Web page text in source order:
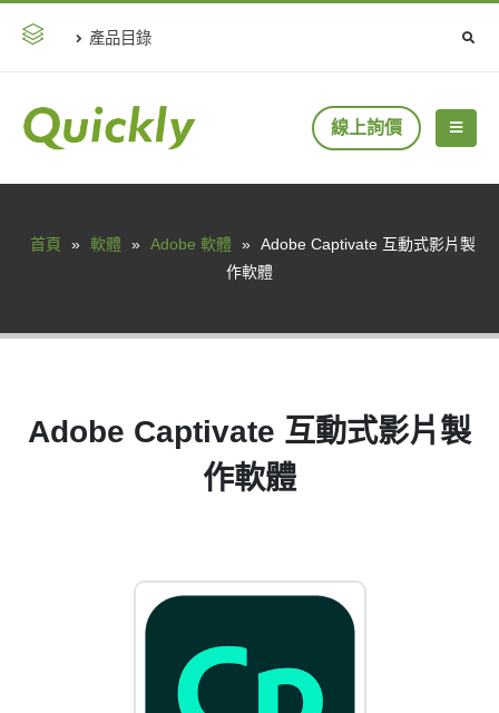
產品目錄
線上詢價
首頁 » 軟體 » Adobe 軟體 » Adobe Captivate 互動式影片製
作軟體
Adobe Captivate 互動式影片製
作軟體